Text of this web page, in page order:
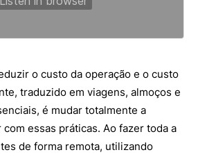
o custo da operação e o custo
traduzido em viagens, almoços e
é mudar totalmente a
com essas práticas. Ao fazer toda a
de forma remota, utilizando